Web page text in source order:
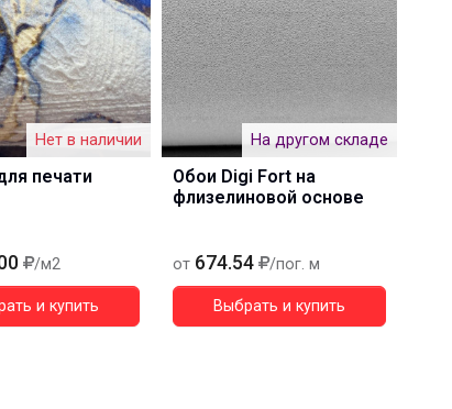
Нет в наличии
печати
/м2
и купить
На другом складе
Обои Digi Fort на
флизелиновой основе
от 674.54 /пог. м
Выбрать и купить